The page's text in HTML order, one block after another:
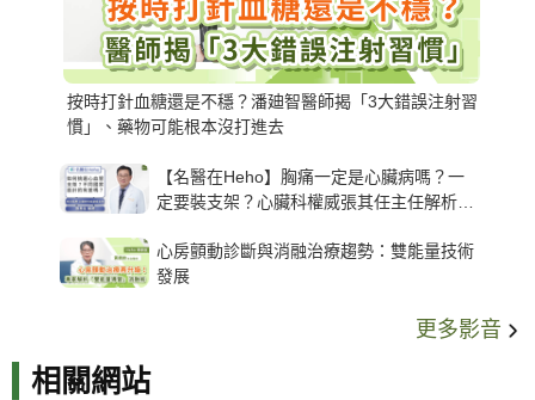
按時打針血糖還是不穩？潘廸智醫師揭「3大錯誤注射習
慣」、藥物可能根本沒打進去
【名醫在Heho】胸痛一定是心臟病嗎？一
定要裝支架？心臟科權威張其任主任解析支
心房顫動診斷與消融治療趨勢：雙能量技術
發展
更多影音
相關網站